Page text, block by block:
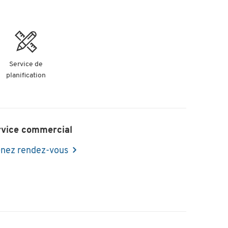
Service de
planification
commercial
rendez-vous